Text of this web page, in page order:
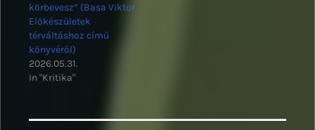
körbevesz” (Basa Viktor
Előkészületek
térváltáshoz című
könyvéről)
2026.05.31.
In "Kritika"